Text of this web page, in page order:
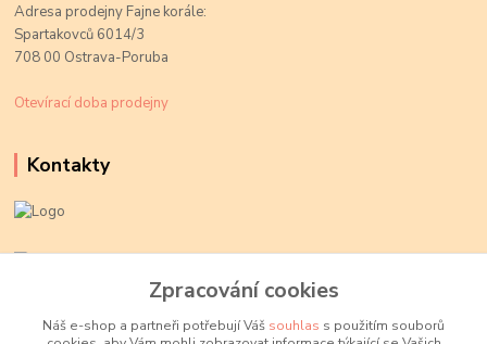
Adresa prodejny Fajne korále:
Spartakovců 6014/3
708 00 Ostrava-Poruba
Otevírací doba prodejny
Kontakty
+420 774 719 784
Zpracování cookies
Náš e-shop a partneři potřebují Váš souhlas s použitím souborů